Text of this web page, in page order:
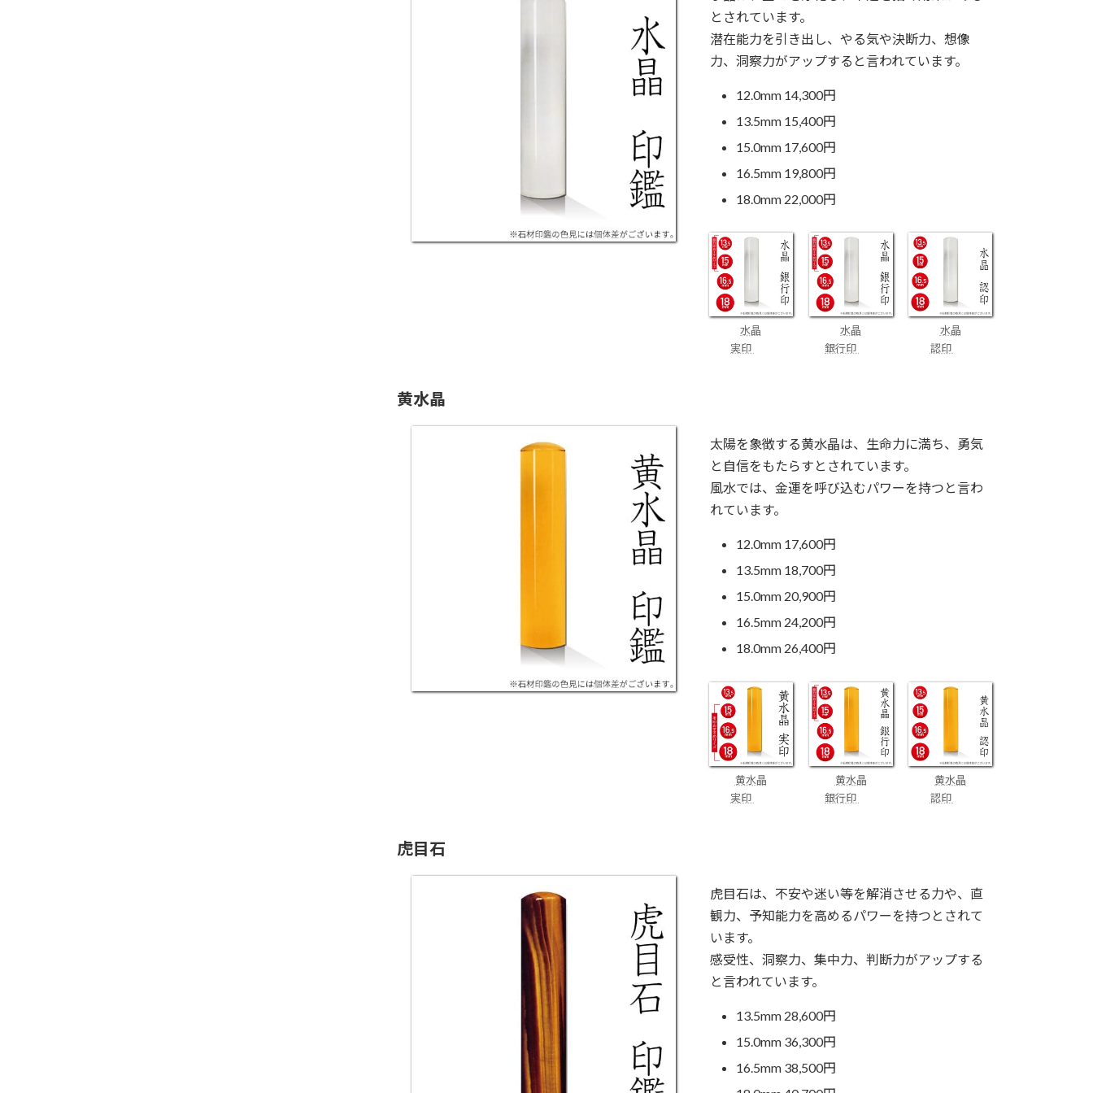
とされています。
潜在能力を引き出し、やる気や決断力、想像
力、洞察力がアップすると言われています。
12.0mm 14,300円
13.5mm 15,400円
15.0mm 17,600円
16.5mm 19,800円
18.0mm 22,000円
水晶
実印
水晶
銀行印
水晶
認印
黄水晶
太陽を象徴する黄水晶は、生命力に満ち、勇気
と自信をもたらすとされています。
風水では、金運を呼び込むパワーを持つと言わ
れています。
12.0mm 17,600円
13.5mm 18,700円
15.0mm 20,900円
16.5mm 24,200円
18.0mm 26,400円
黄水晶
実印
黄水晶
銀行印
黄水晶
認印
虎目石
虎目石は、不安や迷い等を解消させる力や、直
観力、予知能力を高めるパワーを持つとされて
います。
感受性、洞察力、集中力、判断力がアップする
と言われています。
13.5mm 28,600円
15.0mm 36,300円
16.5mm 38,500円